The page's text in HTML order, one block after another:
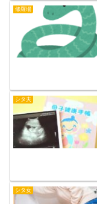
修羅場
シタ夫
シタ女